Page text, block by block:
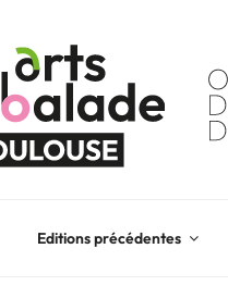
Editions précédentes